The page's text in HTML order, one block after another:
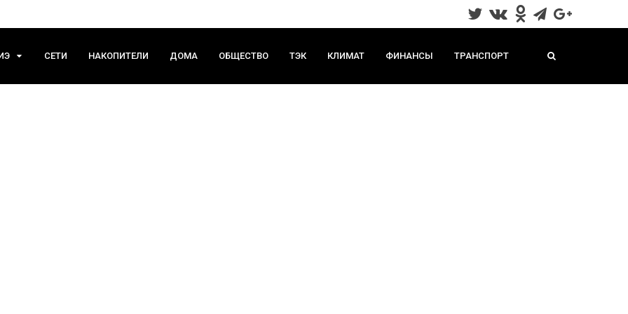
СЕТИ НАКОПИТЕЛИ ДОМА ОБЩЕСТВО ТЭК КЛИМАТ ФИНАНСЫ ТРАНСПОРТ